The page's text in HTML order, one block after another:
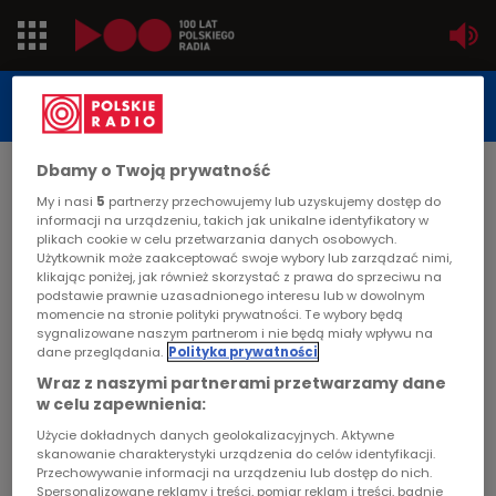
Jedynka
Trójka
Czwórka
PR24
Poland
Dzieci
STUDIO REPORTAŻU
POLSKIEGO RADIA
DATA PUBLIKACJI:
2004-04-20
STRONA GŁÓWNA>ARTYKUŁ
Nasze afrykańskie dzieci
STUDIO REPORTAŻU I DOKUMENTU
Dbamy o Twoją prywatność
My i nasi 5 partnerzy przechowujemy lub uzyskujemy dostęp do
informacji na urządzeniu, takich jak unikalne identyfikatory w
plikach cookie w celu przetwarzania danych osobowych.
Użytkownik może zaakceptować swoje wybory lub zarządzać nimi,
klikając poniżej, jak również skorzystać z prawa do sprzeciwu na
podstawie prawnie uzasadnionego interesu lub w dowolnym
momencie na stronie polityki prywatności. Te wybory będą
sygnalizowane naszym partnerom i nie będą miały wpływu na
dane przeglądania. Polityka prywatności
Wraz z naszymi partnerami przetwarzamy dane
w celu zapewnienia:
Użycie dokładnych danych geolokalizacyjnych. Aktywne
skanowanie charakterystyki urządzenia do celów identyfikacji.
Przechowywanie informacji na urządzeniu lub dostęp do nich.
Spersonalizowane reklamy i treści, pomiar reklam i treści, badnie